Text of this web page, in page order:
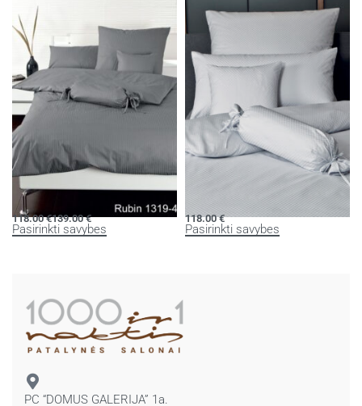
130.00
Pasirinkti savybes
119.00
Pasirinkti savybes
RUBIN
118.00€139.00€
Pasirinkti savybes
Damasto patalynės komplektas
RUBIN
118.00€
Pasirinkti savybes
PC “DOMUS GALERIJA” 1a.